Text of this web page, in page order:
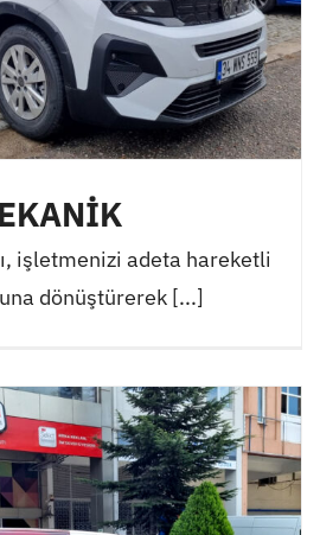
işletmenizi adeta hareketli
dönüştürerek [...]